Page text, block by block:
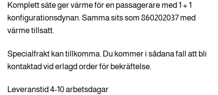
Komplett säte ger värme för en passagerare med 1 + 1
konfigurationsdynan. Samma sits som 860202037 med
värme tillsatt.
Specialfrakt kan tillkomma. Du kommer i sådana fall att bli
kontaktad vid erlagd order för bekräftelse.
Leveranstid 4-10 arbetsdagar